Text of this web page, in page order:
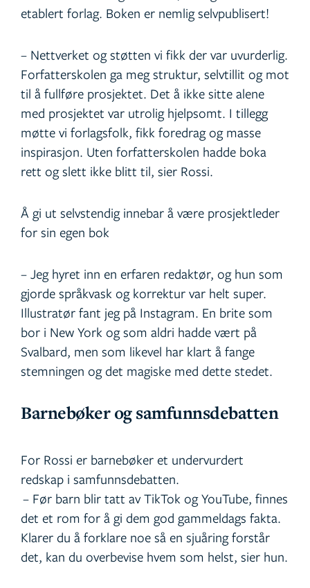
etablert forlag. Boken er nemlig selvpublisert!
– Nettverket og støtten vi fikk der var uvurderlig.
Forfatterskolen ga meg struktur, selvtillit og mot
til å fullføre prosjektet. Det å ikke sitte alene
med prosjektet var utrolig hjelpsomt. I tillegg
møtte vi forlagsfolk, fikk foredrag og masse
inspirasjon. Uten forfatterskolen hadde boka
rett og slett ikke blitt til, sier Rossi.
Å gi ut selvstendig innebar å være prosjektleder
for sin egen bok
– Jeg hyret inn en erfaren redaktør, og hun som
gjorde språkvask og korrektur var helt super.
Illustratør fant jeg på Instagram. En brite som
bor i New York og som aldri hadde vært på
Svalbard, men som likevel har klart å fange
stemningen og det magiske med dette stedet.
Barnebøker og samfunnsdebatten
For Rossi er barnebøker et undervurdert
redskap i samfunnsdebatten.
– Før barn blir tatt av TikTok og YouTube, finnes
det et rom for å gi dem god gammeldags fakta.
Klarer du å forklare noe så en sjuåring forstår
det, kan du overbevise hvem som helst, sier hun.